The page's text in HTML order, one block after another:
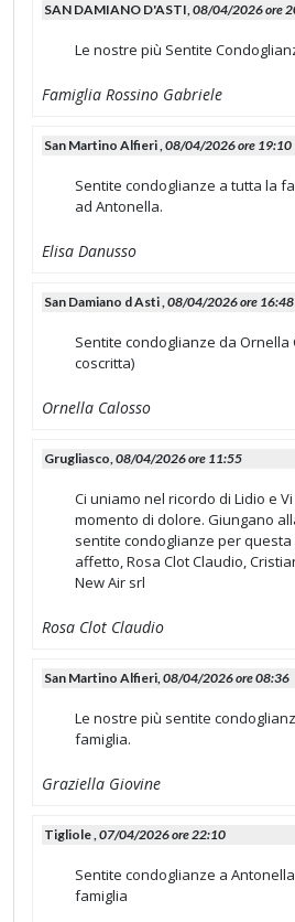
SAN DAMIANO D'ASTI,08/04/2026 ore
Le nostre più Sentite
Famiglia Rossino Gabriele
San Martino Alfieri ,08/04/2026 ore 19:10
Sentite condoglianze a tutta la
ad Antonella.
Elisa Danusso
San Damiano d Asti ,08/04/2026 ore 16:48
Sentite condoglianze da Ornella
coscritta)
Ornella Calosso
Grugliasco,08/04/2026 ore 11:55
Ci uniamo nel ricordo di Lidio e
momento di dolore. Giungano
sentite condoglianze per questa
affetto, Rosa Clot Claudio,
New Air srl
Rosa Clot Claudio
San Martino Alfieri,08/04/2026 ore 08:36
Le nostre più sentite
famiglia.
Graziella Giovine
Tigliole ,07/04/2026 ore 22:10
Sentite condoglianze a
famiglia